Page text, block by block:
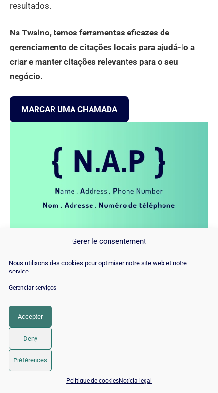
Gérer le consentement
Nous utilisons des cookies pour optimiser notre site web et notre
service.
Gerenciar serviços
Accepter
Deny
Préférences
Politique de cookiesNotícia legal
resultados.
Na Twaino, temos ferramentas eficazes de
gerenciamento de citações locais para ajudá-lo a
criar e manter citações relevantes para o seu
negócio.
MARCAR UMA CHAMADA
📅 Agendar 15 min com um especialista SEO / GEO